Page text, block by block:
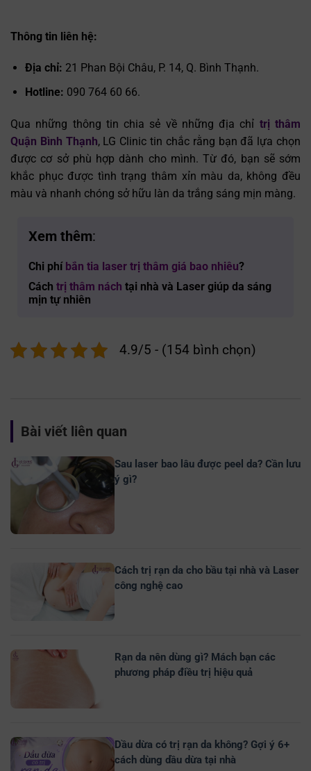
Thông tin liên hệ:
Địa chỉ: 21 Phan Bội Châu, P. 14, Q. Bình Thạnh.
Hotline: 090 764 60 66.
Qua những thông tin chia sẻ về những địa chỉ trị thâm
Quận Bình Thạnh, LG Clinic tin chắc rằng bạn đã lựa chọn
được cơ sở phù hợp dành cho mình. Từ đó, bạn sẽ sớm
khắc phục được tình trạng thâm xỉn màu da, không đều
màu và nhanh chóng sở hữu làn da trắng sáng mịn màng.
Xem thêm:
Chi phí bắn tia laser trị thâm giá bao nhiêu?
Cách trị thâm nách tại nhà và Laser giúp da sáng
mịn tự nhiên
4.9/5 - (154 bình chọn)
Bài viết liên quan
Sau laser bao lâu được peel da? Cần lưu
ý gì?
Cách trị rạn da cho bầu tại nhà và Laser
công nghệ cao
Rạn da nên dùng gì? Mách bạn các
phương pháp điều trị hiệu quả
Dầu dừa có trị rạn da không? Gợi ý 6+
cách dùng dầu dừa tại nhà